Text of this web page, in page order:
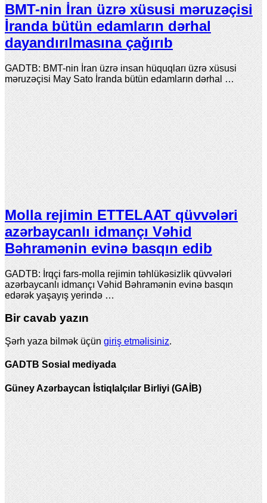
BMT-nin İran üzrə xüsusi məruzəçisi
İranda bütün edamların dərhal
dayandırılmasına çağırıb
GADTB: BMT-nin İran üzrə insan hüquqları üzrə xüsusi
məruzəçisi May Sato İranda bütün edamların dərhal …
Molla rejimin ETTELAAT qüvvələri
azərbaycanlı idmançı Vəhid
Bəhramənin evinə basqın edib
GADTB: İrqçi fars-molla rejimin təhlükəsizlik qüvvələri
azərbaycanlı idmançı Vəhid Bəhramənin evinə basqın
edərək yaşayış yerində …
Bir cavab yazın
Şərh yaza bilmək üçüngiriş etməlisiniz.
GADTB Sosial mediyada
Güney Azərbaycan İstiqlalçılar Birliyi (GAİB)